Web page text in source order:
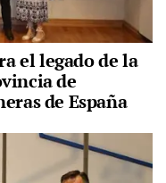
el legado de la
de
de España